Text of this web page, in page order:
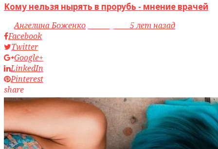
Кому нельзя нырять в прорубь - мнение врачей
byАнгелина Боженко
5 лет назад
Facebook
Twitter
Google+
LinkedIn
Pinterest
share